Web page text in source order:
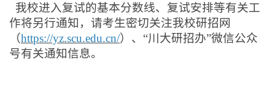
我校进入复试的基本分数线、复试安排等有关工
作将另行通知，请考生密切关注我校研招网
（https://yz.scu.edu.cn/）、“川大研招办”微信公众
号有关通知信息。